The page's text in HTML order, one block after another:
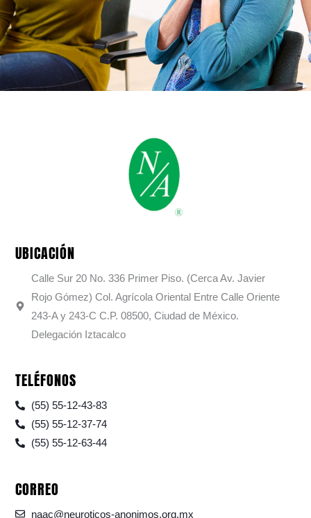
UBICACIÓN
Calle Sur 20 No. 336 Primer Piso. (Cerca Av. Javier
Rojo Gómez) Col. Agrícola Oriental Entre Calle Oriente
243-A y 243-C C.P. 08500, Ciudad de México.
Delegación Iztacalco
TELÉFONOS
(55) 55-12-43-83
(55) 55-12-37-74
(55) 55-12-63-44
CORREO
naac@neuroticos-anonimos.org.mx